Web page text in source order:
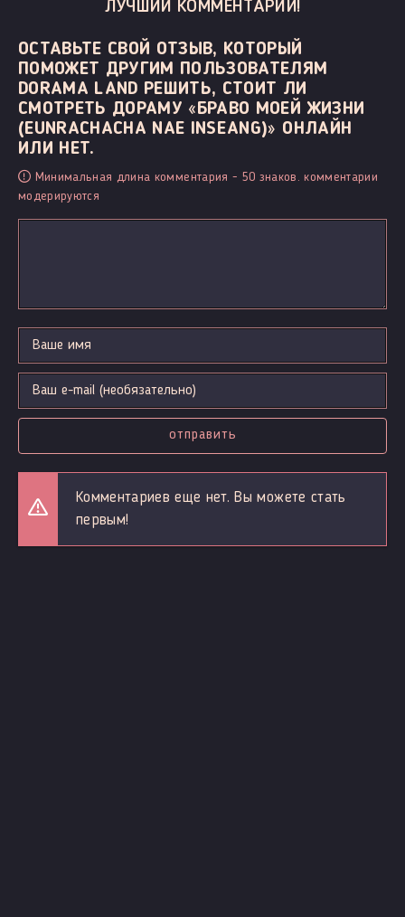
ЛУЧШИЙ КОММЕНТАРИЙ!
ОСТАВЬТЕ СВОЙ ОТЗЫВ, КОТОРЫЙ
ПОМОЖЕТ ДРУГИМ ПОЛЬЗОВАТЕЛЯМ
DORAMA LAND РЕШИТЬ, СТОИТ ЛИ
СМОТРЕТЬ ДОРАМУ «БРАВО МОЕЙ ЖИЗНИ
(EUNRACHACHA NAE INSEANG)» ОНЛАЙН
ИЛИ НЕТ.
Минимальная длина комментария - 50 знаков. комментарии
модерируются
отправить
Комментариев еще нет. Вы можете стать
первым!